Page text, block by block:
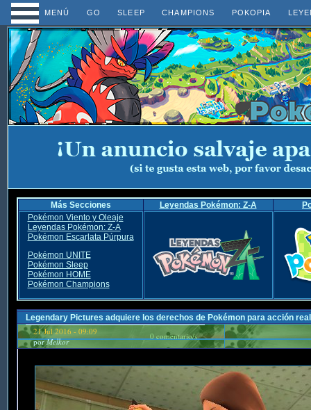
MENÚ GO SLEEP CHAMPIONS POKOPIA
Más Secciones Leyendas Pokémon: Z-A
Pokémon Viento y Oleaje
Leyendas Pokémon: Z-A
Pokémon Escarlata Púrpura
Pokémon UNITE
Pokémon Sleep
Pokémon HOME
Pokémon Champions
Legendary Pictures adquiere los derechos de Pokémon para acción real
21 Jul 2016 - 09:09
porMelkor
0 comentario/s